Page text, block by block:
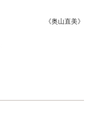
《奥山直美》